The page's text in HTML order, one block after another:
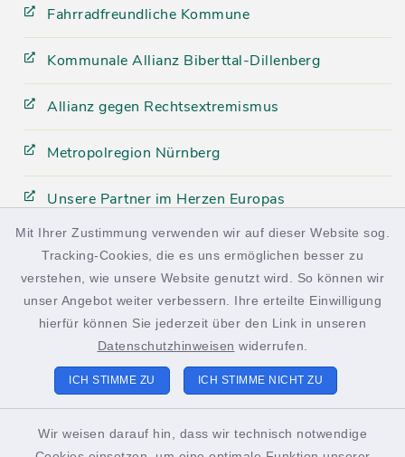
Mit Ihrer Zustimmung verwenden wir auf dieser Website sog.
Tracking-Cookies, die es uns ermöglichen besser zu
verstehen, wie unsere Website genutzt wird. So können wir
unser Angebot weiter verbessern. Ihre erteilte Einwilligung
hierfür können Sie jederzeit über den Link in unseren
Datenschutzhinweisen widerrufen.
ICH STIMME ZU ICH STIMME NICHT ZU
Wir weisen darauf hin, dass wir technisch notwendige
Fahrradfreundliche Kommune
Kommunale Allianz Biberttal-Dillenberg
Allianz gegen Rechtsextremismus
Metropolregion Nürnberg
Unsere Partner im Herzen Europas
facebook
instagram
Kontakt